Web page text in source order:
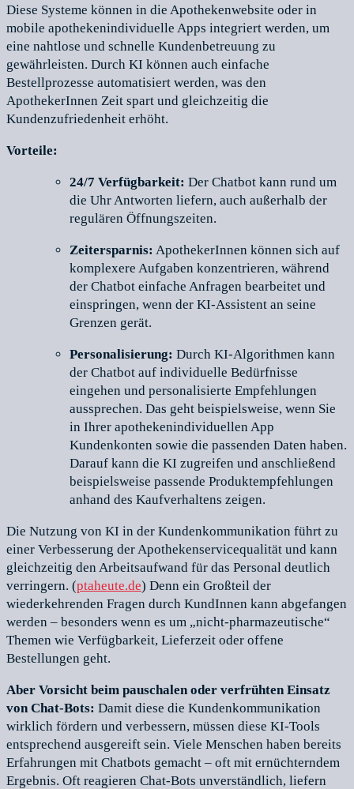
Diese Systeme können in die Apothekenwebsite oder in
mobile apothekenindividuelle Apps integriert werden, um
eine nahtlose und schnelle Kundenbetreuung zu
gewährleisten. Durch KI können auch einfache
Bestellprozesse automatisiert werden, was den
ApothekerInnen Zeit spart und gleichzeitig die
Kundenzufriedenheit erhöht.
Vorteile:
24/7 Verfügbarkeit: Der Chatbot kann rund um
die Uhr Antworten liefern, auch außerhalb der
regulären Öffnungszeiten.
Zeitersparnis: ApothekerInnen können sich auf
komplexere Aufgaben konzentrieren, während
der Chatbot einfache Anfragen bearbeitet und
einspringen, wenn der KI-Assistent an seine
Grenzen gerät.
Personalisierung: Durch KI-Algorithmen kann
der Chatbot auf individuelle Bedürfnisse
eingehen und personalisierte Empfehlungen
aussprechen. Das geht beispielsweise, wenn Sie
in Ihrer apothekenindividuellen App
Kundenkonten sowie die passenden Daten haben.
Darauf kann die KI zugreifen und anschließend
beispielsweise passende Produktempfehlungen
anhand des Kaufverhaltens zeigen.
Die Nutzung von KI in der Kundenkommunikation führt zu
einer Verbesserung der Apothekenservicequalität und kann
gleichzeitig den Arbeitsaufwand für das Personal deutlich
verringern. (ptaheute.de) Denn ein Großteil der
wiederkehrenden Fragen durch KundInnen kann abgefangen
werden – besonders wenn es um „nicht-pharmazeutische“
Themen wie Verfügbarkeit, Lieferzeit oder offene
Bestellungen geht.
Aber Vorsicht beim pauschalen oder verfrühten Einsatz
von Chat-Bots: Damit diese die Kundenkommunikation
wirklich fördern und verbessern, müssen diese KI-Tools
entsprechend ausgereift sein. Viele Menschen haben bereits
Erfahrungen mit Chatbots gemacht – oft mit ernüchterndem
Ergebnis. Oft reagieren Chat-Bots unverständlich, liefern